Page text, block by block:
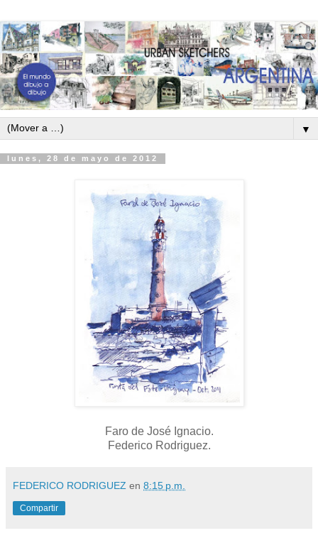
▼
lunes, 28 de mayo de 2012
Faro de José Ignacio.
Federico Rodriguez.
FEDERICO RODRIGUEZ en 8:15 p.m.
Compartir